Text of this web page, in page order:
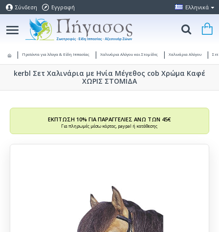
Σύνδεση Εγγραφή Ελληνικά
Προϊόντα για Άλογα & Είδη Ιππασίας Χαλινάρια Αλόγου και Στομίδες Χαλινάρια Αλόγου
kerbl Σετ Χαλινάρια με Ηνία Μέγεθος cob Χρώμα Καφέ
ΧΩΡΙΣ ΣΤΟΜΙΔΑ
ΕΚΠΤΩΣΗ 10% ΓΙΑ ΠΑΡΑΓΓΕΛΙΕΣ ΑΝΩ ΤΩΝ 45€
Για πληρωμές μέσω κάρτας, paypal ή κατάθεσης